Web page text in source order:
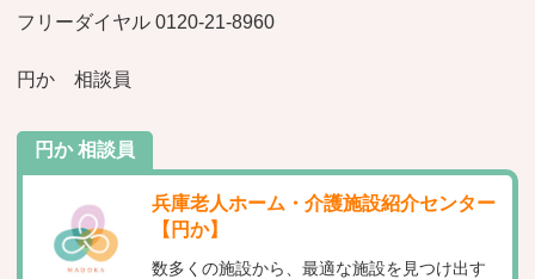
フリーダイヤル 0120-21-8960
円か 相談員
円か 相談員
兵庫老人ホーム・介護施設紹介センター
【円か】
数多くの施設から、最適な施設を見つけ出す